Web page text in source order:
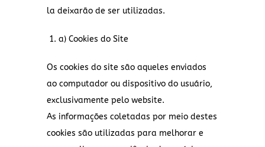
la deixarão de ser utilizadas.
a) Cookies do Site
Os cookies do site são aqueles enviados
ao computador ou dispositivo do usuário,
exclusivamente pelo website.
As informações coletadas por meio destes
cookies são utilizadas para melhorar e